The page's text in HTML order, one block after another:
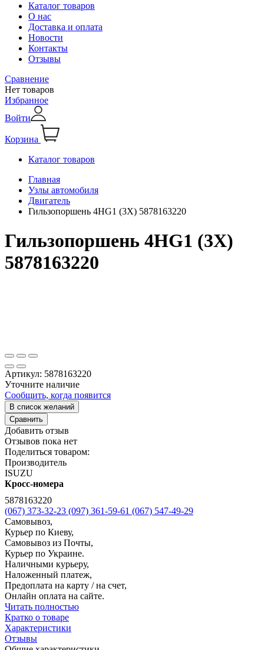
Каталог товаров
О нас
Доставка и оплата
Новости
Контакты
Отзывы
Сравнение
Нет товаров
Избранное
Войти
Корзина
Каталог товаров
Главная
Узлы автомобиля
Двигатель
Гильзопоршень 4HG1 (3Х) 5878163220
Гильзопоршень 4HG1 (3Х)
5878163220
Артикул: 5878163220
Уточните наличие
Сообщить, когда появится
В список желаний
Сравнить
Добавить отзыв
Отзывов пока нет
Поделиться товаром:
Производитель
ISUZU
Кросс-номера
5878163220
(067) 373-32-23 (097) 361-59-61 (067) 547-49-29
Самовывоз,
Курьер по Киеву,
Самовывоз из Почты,
Курьер по Украине.
Наличными курьеру,
Наложенный платеж,
Предоплата на карту / на счет,
Онлайн оплата на сайте.
Читать полностью
Кратко о товаре
Характеристики
Отзывы